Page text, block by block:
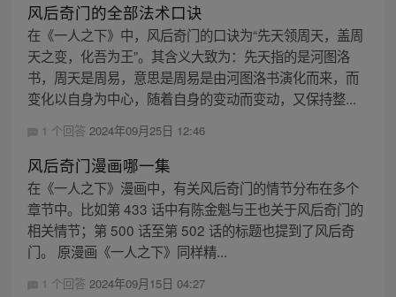
风后奇门的全部法术口诀
在《一人之下》中，风后奇门的口诀为“先天领周天，盖周
天之变，化吾为王”。其含义大致为：先天指的是河图洛
书，周天是周易，意思是周易是由河图洛书演化而来，而
变化以自身为中心，随着自身的变动而变动，又保持整...
1 个回答 2024年09月25日 12:46
风后奇门漫画哪一集
在《一人之下》漫画中，有关风后奇门的情节分布在多个
章节中。比如第 433 话中有陈金魁与王也关于风后奇门的
相关情节；第 500 话至第 502 话的标题也提到了风后奇
门。 原漫画《一人之下》同样精...
1 个回答 2024年09月15日 04:27